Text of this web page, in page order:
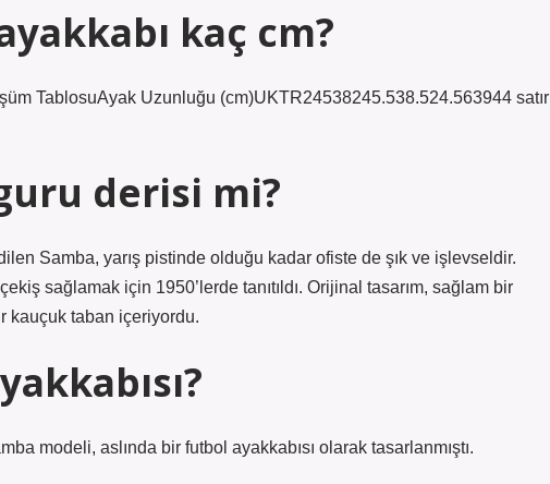
kaç cm?
TablosuAyak Uzunluğu (cm)UKTR24538245.538.524.563944 satır
derisi mi?
Samba, yarış pistinde olduğu kadar ofiste de şık ve işlevseldir.
sağlamak için 1950’lerde tanıtıldı. Orijinal tasarım, sağlam bir
kauçuk taban içeriyordu.
modeli, aslında bir futbol ayakkabısı olarak tasarlanmıştı.